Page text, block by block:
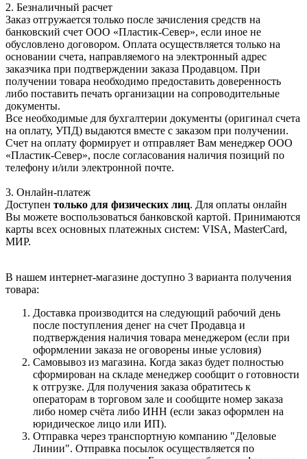
2. Безналичный расчет
Заказ отгружается только после зачисления средств на
банковский счет ООО «Пластик-Север», если иное не
обусловлено договором. Оплата осуществляется только на
основании счета, направляемого на электронный адрес
заказчика при подтверждении заказа Продавцом. При
получении товара необходимо предоставить доверенность
либо поставить печать организации на сопроводительные
документы.
Все необходимые для бухгалтерии документы (оригинал счета
на оплату, УПД) выдаются вместе с заказом при получении.
Счет на оплату формирует и отправляет Вам менеджер ООО
«Пластик-Север», после согласования наличия позиций по
телефону и/или электронной почте.
3. Онлайн-платеж
Доступен только для физических лиц. Для оплаты онлайн
Вы можете воспользоваться банковской картой. Принимаются
карты всех основных платежных систем: VISA, MasterCard,
МИР.
В нашем интернет-магазине доступно 3 варианта получения
товара:
Доставка производится на следующий рабочий день
после поступления денег на счет Продавца и
подтверждения наличия товара менеджером (если при
оформлении заказа не оговорены иные условия)
Самовывоз из магазина. Когда заказ будет полностью
сформирован на складе менеджер сообщит о готовности
к отгрузке. Для получения заказа обратитесь к
операторам в торговом зале и сообщите номер заказа
либо номер счёта либо ИНН (если заказ оформлен на
юридическое лицо или ИП).
Отправка через транспортную компанию "Деловые
Линии". Отправка посылок осуществляется по